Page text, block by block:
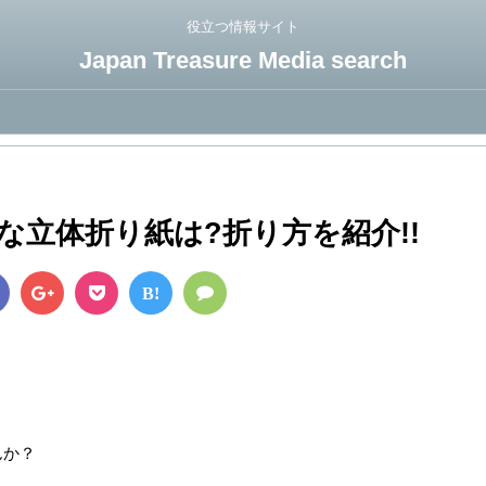
役立つ情報サイト
Japan Treasure Media search
立体折り紙は?折り方を紹介!!
B!
？